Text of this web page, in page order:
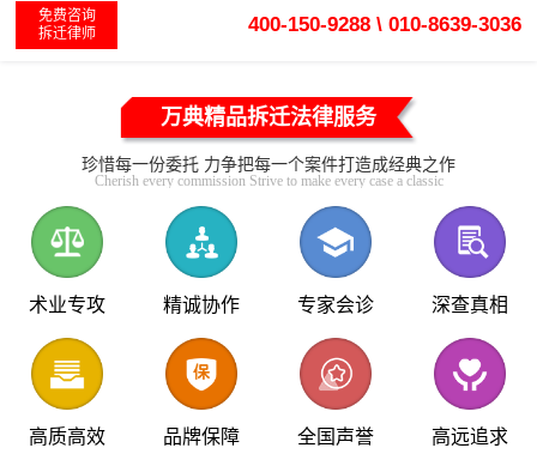
免费咨询
拆迁律师
400-150-9288 \ 010-8639-3036
万典精品拆迁法律服务
珍惜每一份委托 力争把每一个案件打造成经典之作
Cherish every commission Strive to make every case a classic
术业专攻 精诚协作 专家会诊 深查真相
高质高效 品牌保障 全国声誉 高远追求